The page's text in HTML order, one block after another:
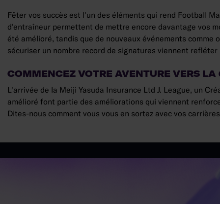
Fêter vos succès est l'un des éléments qui rend Football
d'entraîneur permettent de mettre encore davantage vos
été amélioré, tandis que de nouveaux événements
sécuriser un nombre record de signatures viennent
COMMENCEZ VOTRE AVENTURE VERS
L'arrivée de la Meiji Yasuda Insurance Ltd J. League, un
amélioré font partie des améliorations qui viennent
Dites-nous comment vous vous en sortez avec vos